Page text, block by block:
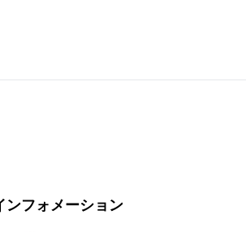
ンフォメーション